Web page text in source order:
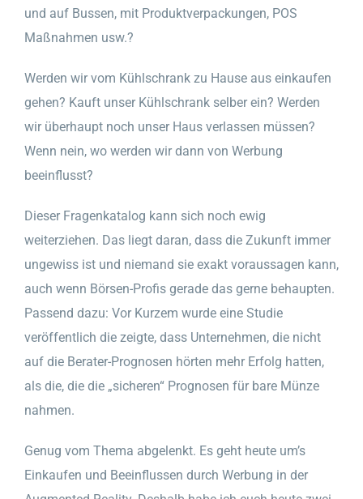
und auf Bussen, mit Produktverpackungen, POS
Maßnahmen usw.?
Werden wir vom Kühlschrank zu Hause aus einkaufen
gehen? Kauft unser Kühlschrank selber ein? Werden
wir überhaupt noch unser Haus verlassen müssen?
Wenn nein, wo werden wir dann von Werbung
beeinflusst?
Dieser Fragenkatalog kann sich noch ewig
weiterziehen. Das liegt daran, dass die Zukunft immer
ungewiss ist und niemand sie exakt voraussagen kann,
auch wenn Börsen-Profis gerade das gerne behaupten.
Passend dazu: Vor Kurzem wurde eine Studie
veröffentlich die zeigte, dass Unternehmen, die nicht
auf die Berater-Prognosen hörten mehr Erfolg hatten,
als die, die die „sicheren“ Prognosen für bare Münze
nahmen.
Genug vom Thema abgelenkt. Es geht heute um’s
Einkaufen und Beeinflussen durch Werbung in der